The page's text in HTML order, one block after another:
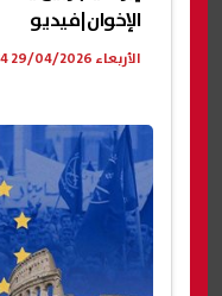
الإخوان|فيديو
الأربعاء 29/04/2026 05:34 م